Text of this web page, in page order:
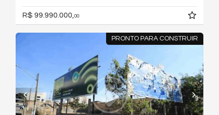
R$ 99.990.000, 00
PRONTO PARA CONSTRUIR